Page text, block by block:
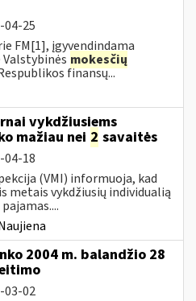
04-25
FM[1], įgyvendindama
mokesčių
finansų...
vykdžiusiems
mažiau nei 2 savaitės
04-18
(VMI) informuoja, kad
metais vykdžiusių individualią
2004 m. balandžio 28
03-02